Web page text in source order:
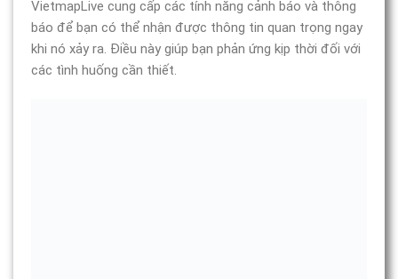
VietmapLive cung cấp các tính năng cảnh báo và thông
báo để bạn có thể nhận được thông tin quan trọng ngay
khi nó xảy ra. Điều này giúp bạn phản ứng kịp thời đối với
các tình huống cần thiết.